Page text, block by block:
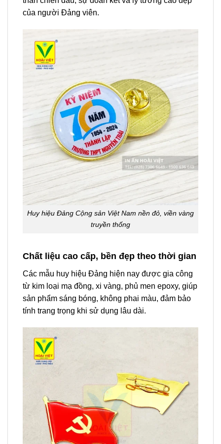
của người Đảng viên.
Huy hiệu Đảng Cộng sản Việt Nam nền đỏ, viền vàng
truyền thống
Chất liệu cao cấp, bền đẹp theo thời gian
Các mẫu huy hiệu Đảng hiện nay được gia công
từ kim loại mạ đồng, xi vàng, phủ men epoxy, giúp
sản phẩm sáng bóng, không phai màu, đảm bảo
tính trang trọng khi sử dụng lâu dài.